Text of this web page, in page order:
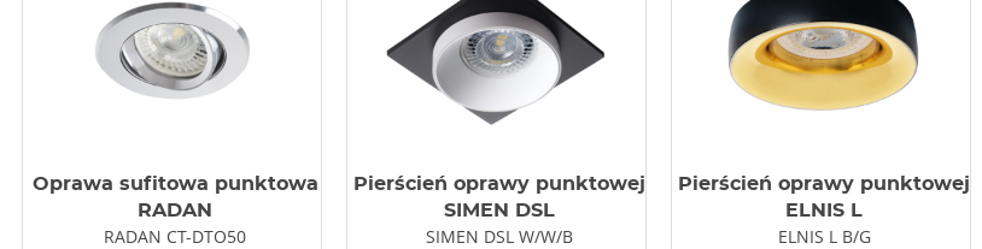
Oprawa sufitowa punktowa
RADAN
RADAN CT-DTO50
Pierścień oprawy punktowej
SIMEN DSL
SIMEN DSL W/W/B
Pierścień oprawy punktowej
ELNIS L
ELNIS L B/G